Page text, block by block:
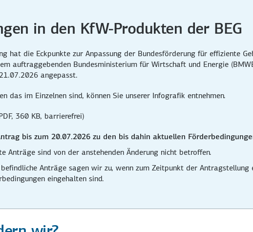
in den KfW-Produkten der BEG
hat die Eckpunkte zur Anpassung der Bundes­förderung für effiziente
auftrag­gebenden Bundesministerium für Wirtschaft und Energie
angepasst.
das im Einzelnen sind, können Sie unserer Infografik entnehmen.
360 KB, barrierefrei)
bis zum 20.07.2026 zu den bis dahin aktuellen
Anträge sind von der anstehenden Änderung nicht betroffen.
Anträge sagen wir zu, wenn zum Zeitpunkt der
eingehalten sind.